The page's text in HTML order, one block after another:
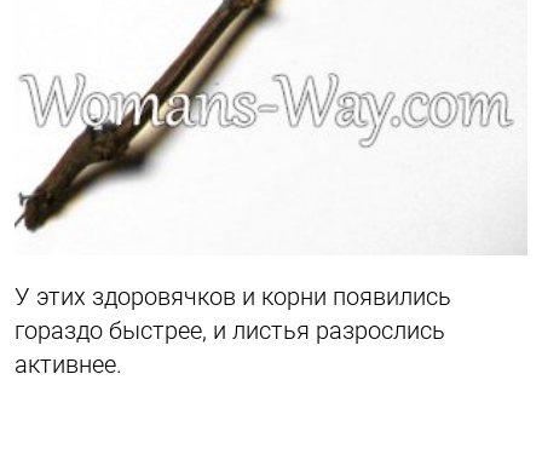
У этих здоровячков и корни появились
гораздо быстрее, и листья разрослись
активнее.